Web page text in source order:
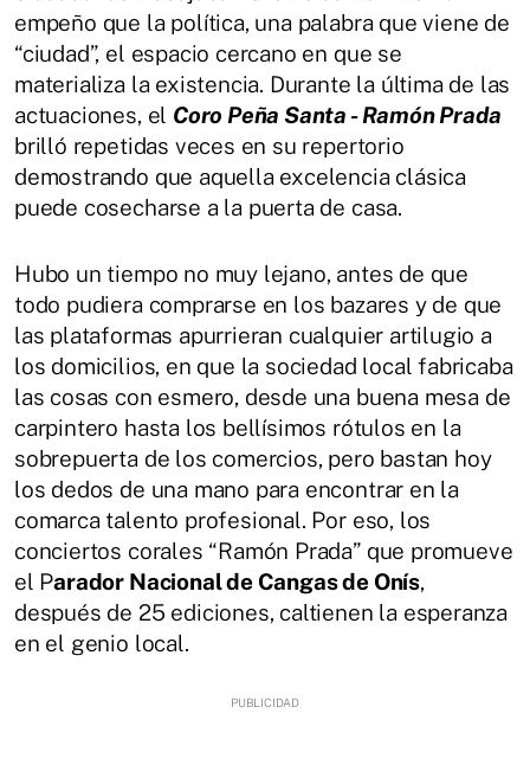
empeño que la política, una palabra que viene de
“ciudad”, el espacio cercano en que se
materializa la existencia. Durante la última de las
actuaciones, el Coro Peña Santa - Ramón Prada
brilló repetidas veces en su repertorio
demostrando que aquella excelencia clásica
puede cosecharse a la puerta de casa.
Hubo un tiempo no muy lejano, antes de que
todo pudiera comprarse en los bazares y de que
las plataformas apurrieran cualquier artilugio a
los domicilios, en que la sociedad local fabricaba
las cosas con esmero, desde una buena mesa de
carpintero hasta los bellísimos rótulos en la
sobrepuerta de los comercios, pero bastan hoy
los dedos de una mano para encontrar en la
comarca talento profesional. Por eso, los
conciertos corales “Ramón Prada” que promueve
el Parador Nacional de Cangas de Onís,
después de 25 ediciones, caltienen la esperanza
en el genio local.